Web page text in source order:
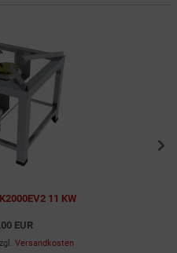
11 KW
EUR
Versandkosten